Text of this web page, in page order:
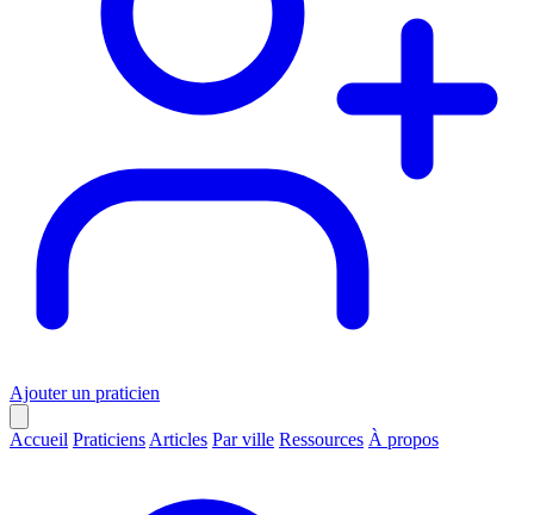
Ajouter un praticien
Accueil Praticiens Articles Par ville Ressources À propos